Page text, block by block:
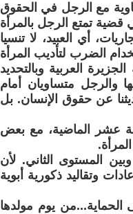
مع الرجل في الحقوق
قضية تمتع الرجل بالمرأة
أي العبيد، لا تنسيا
الضرب لتأديب المرأة
العربية وبالتحديد
والرجل متساويان أمام
عن حقوق الإنسان. بل
عشر الماضية، مع بعض
المستوى الثاني. لأن
وتقاليد ذكورية أبوية
الحماية...من يوم مولدها